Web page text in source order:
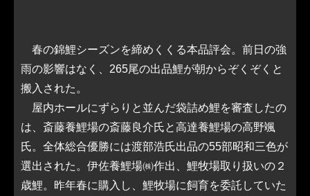
春の錦鯉シーズンを締めくくる本品評会。前日の強
雨の影響はなく、265尾の出品鯉が朝からぞくぞくと
搬入された。
屋内ホールにずらりと並んだ袋詰め鯉を審査したの
は、斎藤養鯉場の斎藤良介氏と高達養鯉場の高野颯
氏。全体総合優勝には渡部浩氏出品の55部昭和三色が
選出された。伊佐養鯉場㈱作出、鯉牧場取り扱いの２
歳鯉。昨年春に購入し、鯉牧場に飼育を委託していた